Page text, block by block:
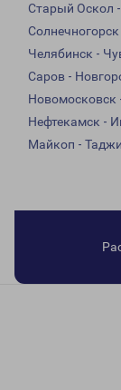
Старый Оскол
Челябинск -
Саров -
Новомосковск
Нефтекамск -
Майкоп -